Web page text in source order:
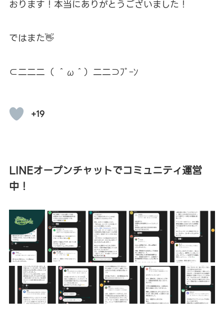
おります！本当にありがとうございました！
ではまた👋
⊂二二二（ ＾ω＾）二二⊃ﾌﾞｰﾝ
+19
LINEオープンチャットでコミュニティ運営
中！